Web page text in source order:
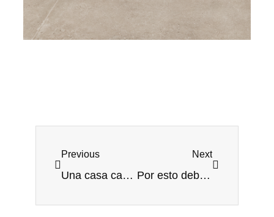
Previous
Una casa campestre con espíritu industrial
Next
Por esto debes visitar el Centro Comercial Parque Fabricato